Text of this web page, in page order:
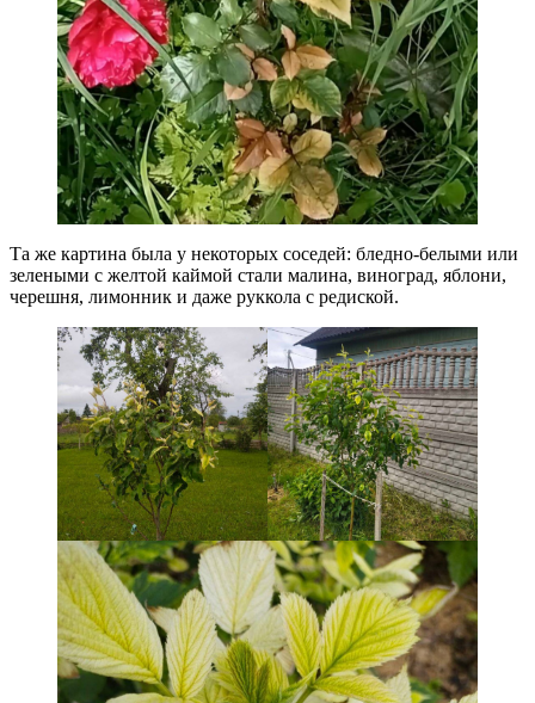
Та же картина была у некоторых соседей: бледно-белыми или
зелеными с желтой каймой стали малина, виноград, яблони,
черешня, лимонник и даже руккола с редиской.